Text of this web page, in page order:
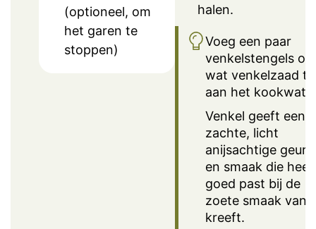
(optioneel, om
het garen te
stoppen)
halen.
Voeg een paar
venkelstengels of
wat venkelzaad
aan het
Venkel geeft een
zachte, licht
anijsachtige geur
en smaak die heel
goed past bij de
zoete smaak van
kreeft.